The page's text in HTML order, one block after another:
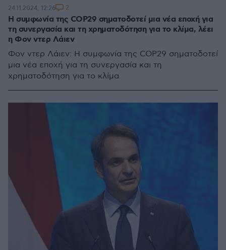
Η συμφωνία της COP29 σηματοδοτεί μια νέα εποχή για
τη συνεργασία και τη χρηματοδότηση για το κλίμα, λέει
η Φον ντερ Λάιεν
Φον ντερ Λάιεν: Η συμφωνία της COP29 σηματοδοτεί
μια νέα εποχή για τη συνεργασία και τη
χρηματοδότηση για το κλίμα
24.11.2024, 12:26 2